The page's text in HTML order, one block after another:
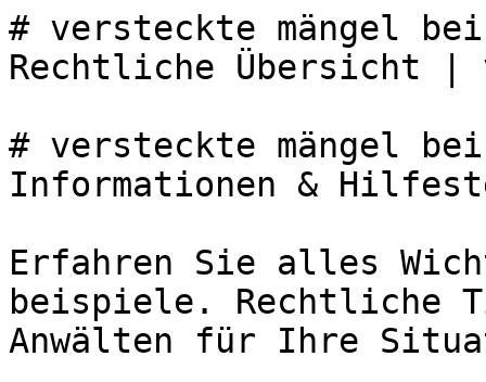
# versteckte mängel
Rechtliche Übersicht |
# versteckte mängel
Informationen &
Erfahren Sie alles
beispiele. Rechtliche
Anwälten für Ihre